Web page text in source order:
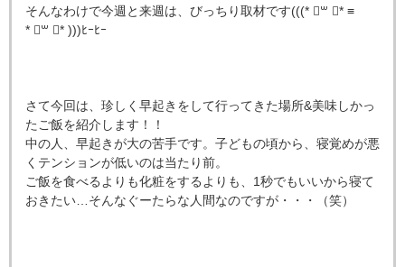
そんなわけで今週と来週は、びっちり取材です(((* ॑ ꒳ ॑* ≡
* ॑ ꒳ ॑* )))ﾋｰﾋｰ
さて今回は、珍しく早起きをして行ってきた場所&美味しかっ
たご飯を紹介します！！
中の人、早起きが大の苦手です。子どもの頃から、寝覚めが悪
くテンションが低いのは当たり前。
ご飯を食べるよりも化粧をするよりも、1秒でもいいから寝て
おきたい…そんなぐーたらな人間なのですが・・・（笑）